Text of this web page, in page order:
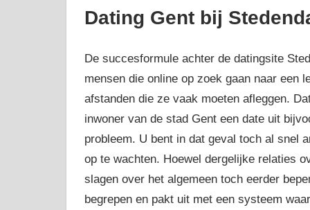
Dating Gent bij
De succesformule achter de datingsite
mensen die online op zoek gaan naar een
afstanden die ze vaak moeten afleggen.
inwoner van de stad Gent een date uit
probleem. U bent in dat geval toch al snel
op te wachten. Hoewel dergelijke relaties
slagen over het algemeen toch eerder
begrepen en pakt uit met een systeem